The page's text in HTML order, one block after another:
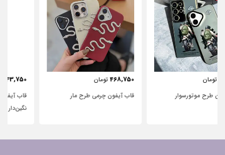
468,750
قاب آیفون چرمی طرح مار
443,750
قاب آیفون شفاف با پاپیون سفید و